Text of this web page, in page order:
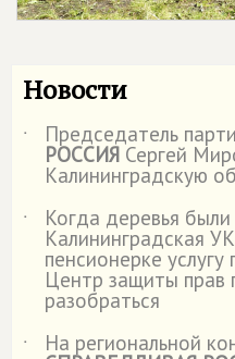
Новости
˙ Председатель
РОССИЯ Сергей
Калининградскую
˙
Когда деревья
Калининградская
пенсионерке
Центр защиты прав
разобраться
˙
На региональной